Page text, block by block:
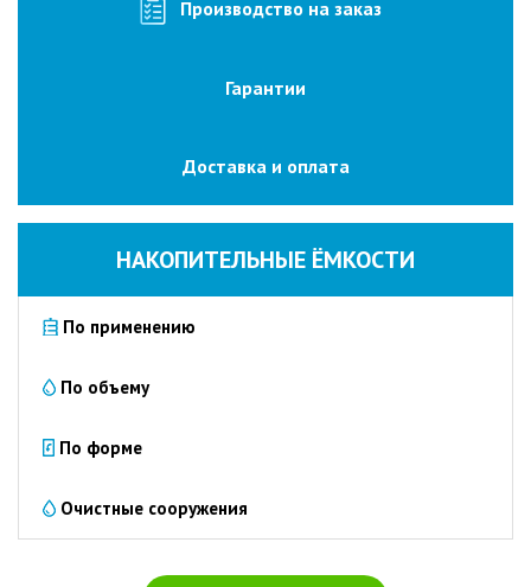
Очистка
вод
сточных
вод
химических
Производство на заказ
Гарантии
Доставка и оплата
НАКОПИТЕЛЬНЫЕ ЁМКОСТИ
По применению
По объему
По форме
Очистные сооружения